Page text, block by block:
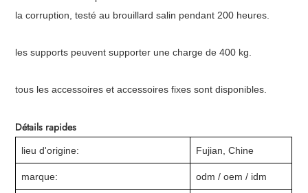
la corruption, testé au brouillard salin pendant 200 heures.
les supports peuvent supporter une charge de 400 kg.
tous les accessoires et accessoires fixes sont disponibles.
Détails rapides
lieu d'origine: Fujian, Chine
marque: odm / oem / idm